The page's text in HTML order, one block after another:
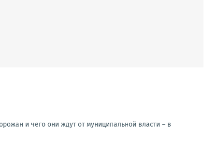
и чего они ждут от муниципальной власти – в